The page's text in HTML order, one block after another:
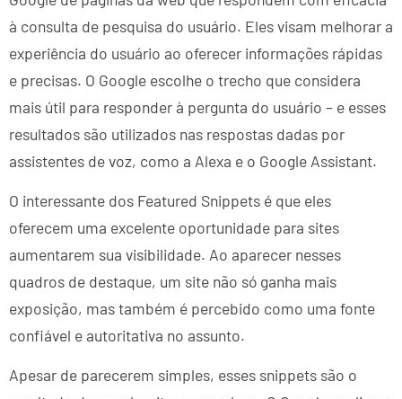
à consulta de pesquisa do usuário. Eles visam melhorar a
experiência do usuário ao oferecer informações rápidas
e precisas. O Google escolhe o trecho que considera
mais útil para responder à pergunta do usuário – e esses
resultados são utilizados nas respostas dadas por
assistentes de voz, como a Alexa e o Google Assistant.
O interessante dos Featured Snippets é que eles
oferecem uma excelente oportunidade para sites
aumentarem sua visibilidade. Ao aparecer nesses
quadros de destaque, um site não só ganha mais
exposição, mas também é percebido como uma fonte
confiável e autoritativa no assunto.
Apesar de parecerem simples, esses snippets são o